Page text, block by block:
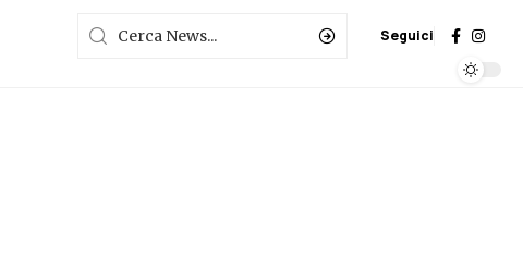
Seguici